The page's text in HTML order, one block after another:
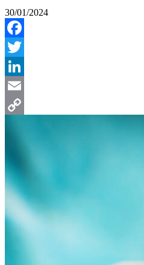
30/01/2024
Facebook
Twitter
LinkedIn
Email